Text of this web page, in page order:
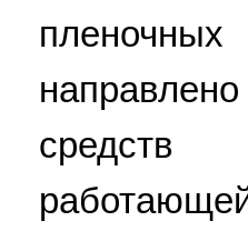
средств